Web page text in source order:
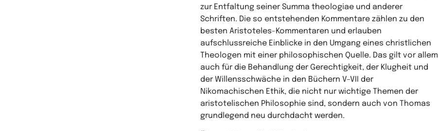
zur Entfaltung seiner Summa theologiae und anderer
Schriften. Die so entstehenden Kommentare zählen zu den
besten Aristoteles-Kommentaren und erlauben
aufschlussreiche Einblicke in den Umgang eines christlichen
Theologen mit einer philosophischen Quelle. Das gilt vor allem
auch für die Behandlung der Gerechtigkeit, der Klugheit und
der Willensschwäche in den Büchern V–VII der
Nikomachischen Ethik, die nicht nur wichtige Themen der
aristotelischen Philosophie sind, sondern auch von Thomas
grundlegend neu durchdacht werden.